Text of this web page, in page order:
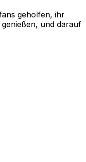
geholfen, ihr
und darauf